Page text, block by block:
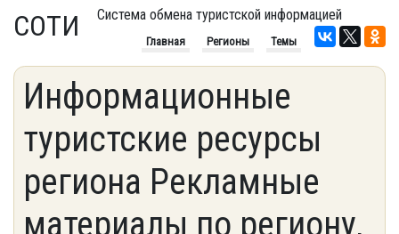
СОТИ Система обмена туристской информацией
Главная Регионы Темы
Информационные
туристские ресурсы
региона Рекламные
материалы по региону,